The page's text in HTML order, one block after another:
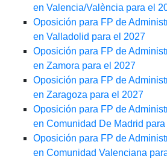
en Valencia/València para el
Oposición para FP de
en Valladolid para el 2027
Oposición para FP de
en Zamora para el 2027
Oposición para FP de
en Zaragoza para el 2027
Oposición para FP de
en Comunidad De Madrid
Oposición para FP de
en Comunidad Valenciana